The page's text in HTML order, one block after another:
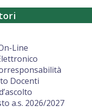
Line
Docenti
a.s. 2026/2027